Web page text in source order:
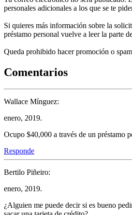
personales adicionales a los que se te
Si quieres más información sobre la
préstamo personal vuelve a leer la parte
Queda prohibido hacer promoción o
Comentarios
Wallace Mínguez:
enero, 2019.
Ocupo $40,000 a través de un préstamo
Responde
Bertilo Piñeiro:
enero, 2019.
¿Alguien me puede decir si es bueno